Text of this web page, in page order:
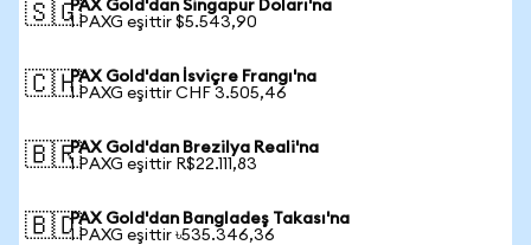
🇸🇬PAX Gold'dan Singapur Doları'na
1 PAXG eşittir $5.543,90
🇨🇭PAX Gold'dan İsviçre Frangı'na
1 PAXG eşittir CHF 3.505,46
🇧🇷PAX Gold'dan Brezilya Reali'na
1 PAXG eşittir R$22.111,83
🇧🇩PAX Gold'dan Bangladeş Takası'na
1 PAXG eşittir ৳535.346,36